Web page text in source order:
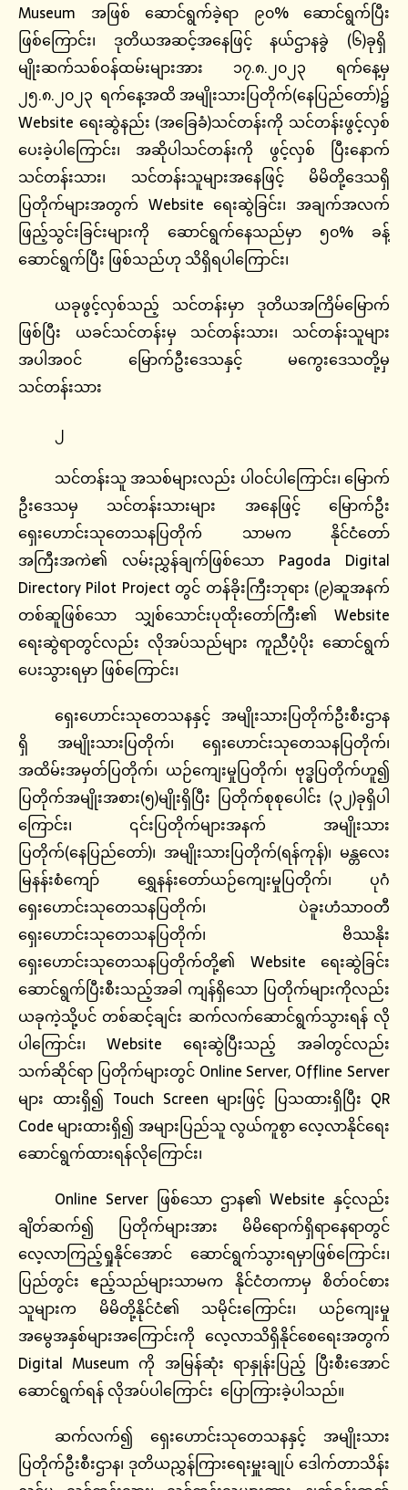
Museum အဖြစ် ဆောင်ရွက်ခဲ့ရာ ၉၀% ဆောင်ရွက်ပြီး
ဖြစ်ကြောင်း၊ ဒုတိယအဆင့်အနေဖြင့် နယ်ဌာနခွဲ (၆)ခုရှိ
မျိုးဆက်သစ်ဝန်ထမ်းများအား ၁၇.၈.၂၀၂၃ ရက်နေ့မှ
၂၅.၈.၂၀၂၃ ရက်နေ့အထိ အမျိုးသားပြတိုက်(နေပြည်တော်)၌
Website ရေးဆွဲနည်း (အခြေခံ)သင်တန်းကို သင်တန်းဖွင့်လှစ်
ပေးခဲ့ပါကြောင်း၊ အဆိုပါသင်တန်းကို ဖွင့်လှစ် ပြီးနောက်
သင်တန်းသား၊ သင်တန်းသူများအနေဖြင့် မိမိတို့ဒေသရှိ
ပြတိုက်များအတွက် Website ရေးဆွဲခြင်း၊ အချက်အလက်
ဖြည့်သွင်းခြင်းများကို ဆောင်ရွက်နေသည်မှာ ၅၀% ခန့်
ဆောင်ရွက်ပြီး ဖြစ်သည်ဟု သိရှိရပါကြောင်း၊
ယခုဖွင့်လှစ်သည့် သင်တန်းမှာ ဒုတိယအကြိမ်မြောက်
ဖြစ်ပြီး ယခင်သင်တန်းမှ သင်တန်းသား၊ သင်တန်းသူများ
အပါအဝင် မြောက်ဦးဒေသနှင့် မကွေးဒေသတို့မှ
သင်တန်းသား
၂
သင်တန်းသူ အသစ်များလည်း ပါဝင်ပါကြောင်း၊ မြောက်
ဦးဒေသမှ သင်တန်းသားများ အနေဖြင့် မြောက်ဦး
ရှေးဟောင်းသုတေသနပြတိုက် သာမက နိုင်ငံတော်
အကြီးအကဲ၏ လမ်းညွှန်ချက်ဖြစ်သော Pagoda Digital
Directory Pilot Project တွင် တန်ခိုးကြီးဘုရား (၉)ဆူအနက်
တစ်ဆူဖြစ်သော သျှစ်သောင်းပုထိုးတော်ကြီး၏ Website
ရေးဆွဲရာတွင်လည်း လိုအပ်သည်များ ကူညီပံ့ပိုး ဆောင်ရွက်
ပေးသွားရမှာ ဖြစ်ကြောင်း၊
ရှေးဟောင်းသုတေသနနှင့် အမျိုးသားပြတိုက်ဦးစီးဌာန
ရှိ အမျိုးသားပြတိုက်၊ ရှေးဟောင်းသုတေသနပြတိုက်၊
အထိမ်းအမှတ်ပြတိုက်၊ ယဉ်ကျေးမှုပြတိုက်၊ ဗုဒ္ဓပြတိုက်ဟူ၍
ပြတိုက်အမျိုးအစား(၅)မျိုးရှိပြီး ပြတိုက်စုစုပေါင်း (၃၂)ခုရှိပါ
ကြောင်း၊ ၎င်းပြတိုက်များအနက် အမျိုးသား
ပြတိုက်(နေပြည်တော်)၊ အမျိုးသားပြတိုက်(ရန်ကုန်)၊ မန္တလေး
မြနန်းစံကျော် ရွှေနန်းတော်ယဉ်ကျေးမှုပြတိုက်၊ ပုဂံ
ရှေးဟောင်းသုတေသနပြတိုက်၊ ပဲခူးဟံသာဝတီ
ရှေးဟောင်းသုတေသနပြတိုက်၊ ဗိဿနိုး
ရှေးဟောင်းသုတေသနပြတိုက်တို့၏ Website ရေးဆွဲခြင်း
ဆောင်ရွက်ပြီးစီးသည့်အခါ ကျန်ရှိသော ပြတိုက်များကိုလည်း
ယခုကဲ့သို့ပင် တစ်ဆင့်ချင်း ဆက်လက်ဆောင်ရွက်သွားရန် လို
ပါကြောင်း၊ Website ရေးဆွဲပြီးသည့် အခါတွင်လည်း
သက်ဆိုင်ရာ ပြတိုက်များတွင် Online Server, Offline Server
များ ထားရှိ၍ Touch Screen များဖြင့် ပြသထားရှိပြီး QR
Code များထားရှိ၍ အများပြည်သူ လွယ်ကူစွာ လေ့လာနိုင်ရေး
ဆောင်ရွက်ထားရန်လိုကြောင်း၊
Online Server ဖြစ်သော ဌာန၏ Website နှင့်လည်း
ချိတ်ဆက်၍ ပြတိုက်များအား မိမိရောက်ရှိရာနေရာတွင်
လေ့လာကြည့်ရှုနိုင်အောင် ဆောင်ရွက်သွားရမှာဖြစ်ကြောင်း၊
ပြည်တွင်း ဧည့်သည်များသာမက နိုင်ငံတကာမှ စိတ်ဝင်စား
သူများက မိမိတို့နိုင်ငံ၏ သမိုင်းကြောင်း၊ ယဉ်ကျေးမှု
အမွေအနှစ်များအကြောင်းကို လေ့လာသိရှိနိုင်စေရေးအတွက်
Digital Museum ကို အမြန်ဆုံး ရာနှုန်းပြည့် ပြီးစီးအောင်
ဆောင်ရွက်ရန် လိုအပ်ပါကြောင်း ပြောကြားခဲ့ပါသည်။
ဆက်လက်၍ ရှေးဟောင်းသုတေသနနှင့် အမျိုးသား
ပြတိုက်ဦးစီးဌာန၊ ဒုတိယညွှန်ကြားရေးမှူးချုပ် ဒေါက်တာသိန်း